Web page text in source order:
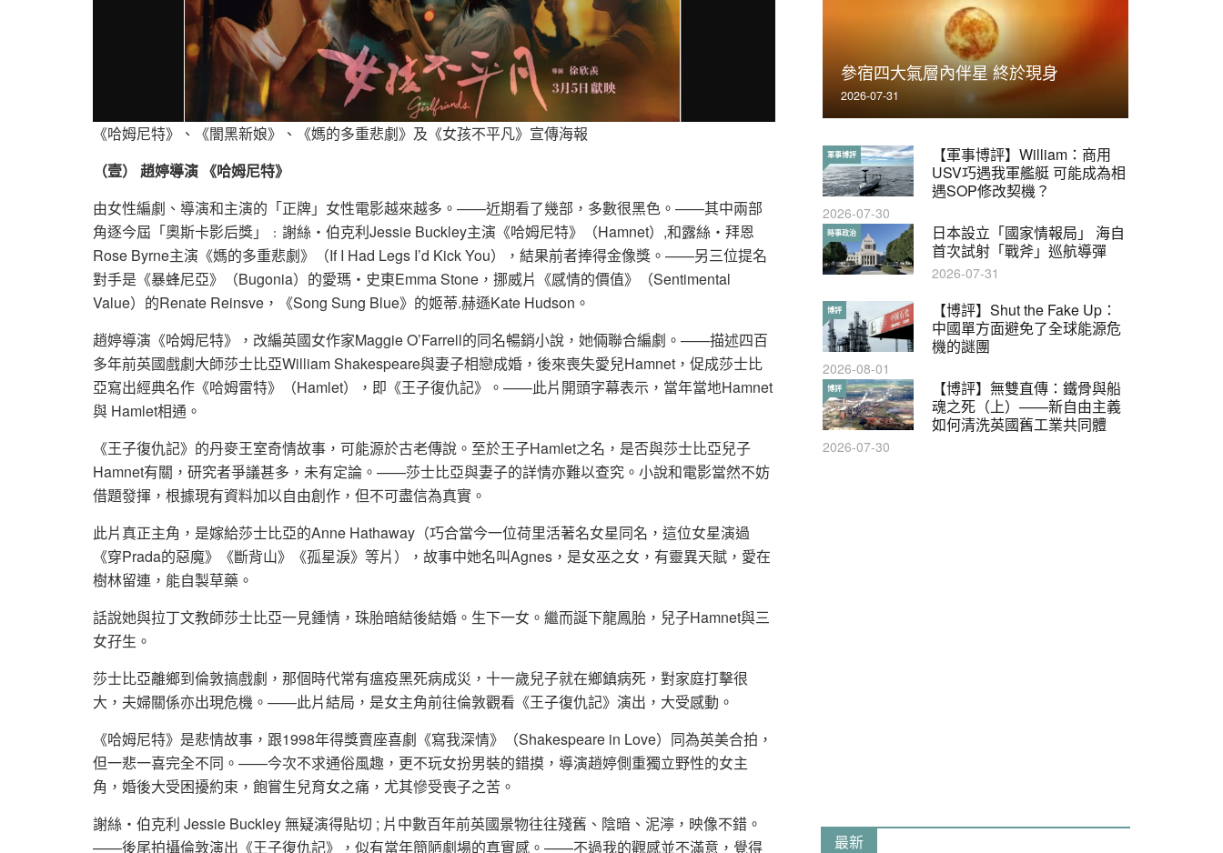
《哈姆尼特》、《闇黑新娘》、《媽的多重悲劇》及《女孩不平凡》宣傳海報
（壹） 趙婷導演 《哈姆尼特》
由女性編劇、導演和主演的「正牌」女性電影越來越多。——近期看了幾部，多數很黑色。——其中兩部
角逐今屆「奧斯卡影后獎」﹕謝絲‧伯克利Jessie Buckley主演《哈姆尼特》（Hamnet）,和露絲‧拜恩
Rose Byrne主演《媽的多重悲劇》（If I Had Legs I’d Kick You），結果前者捧得金像獎。——另三位提名
對手是《暴蜂尼亞》（Bugonia）的愛瑪‧史東Emma Stone，挪威片《感情的價值》（Sentimental
Value）的Renate Reinsve，《Song Sung Blue》的姬蒂.赫遜Kate Hudson。
趙婷導演《哈姆尼特》，改編英國女作家Maggie O’Farrell的同名暢銷小說，她倆聯合編劇。——描述四百
多年前英國戲劇大師莎士比亞William Shakespeare與妻子相戀成婚，後來喪失愛兒Hamnet，促成莎士比
亞寫出經典名作《哈姆雷特》（Hamlet），即《王子復仇記》。——此片開頭字幕表示，當年當地Hamnet
與 Hamlet相通。
《王子復仇記》的丹麥王室奇情故事，可能源於古老傳說。至於王子Hamlet之名，是否與莎士比亞兒子
Hamnet有關，研究者爭議甚多，未有定論。——莎士比亞與妻子的詳情亦難以查究。小說和電影當然不妨
借題發揮，根據現有資料加以自由創作，但不可盡信為真實。
此片真正主角，是嫁給莎士比亞的Anne Hathaway（巧合當今一位荷里活著名女星同名，這位女星演過
《穿Prada的惡魔》《斷背山》《孤星淚》等片），故事中她名叫Agnes，是女巫之女，有靈異天賦，愛在
樹林留連，能自製草藥。
話說她與拉丁文教師莎士比亞一見鍾情，珠胎暗結後結婚。生下一女。繼而誕下龍鳳胎，兒子Hamnet與三
女孖生。
莎士比亞離鄉到倫敦搞戲劇，那個時代常有瘟疫黑死病成災，十一歲兒子就在鄉鎮病死，對家庭打擊很
大，夫婦關係亦出現危機。——此片結局，是女主角前往倫敦觀看《王子復仇記》演出，大受感動。
《哈姆尼特》是悲情故事，跟1998年得獎賣座喜劇《寫我深情》（Shakespeare in Love）同為英美合拍，
但一悲一喜完全不同。——今次不求通俗風趣，更不玩女扮男裝的錯摸，導演趙婷側重獨立野性的女主
角，婚後大受困擾約束，飽嘗生兒育女之痛，尤其慘受喪子之苦。
謝絲‧伯克利 Jessie Buckley 無疑演得貼切 ; 片中數百年前英國景物往往殘舊、陰暗、泥濘，映像不錯。
——後尾拍攝倫敦演出《王子復仇記》，似有當年簡陋劇場的真實感。——不過我的觀感並不滿意，覺得
參宿四大氣層內伴星 終於現身
2026-07-31
【軍事博評】William：商用
USV巧遇我軍艦艇 可能成為相
遇SOP修改契機？
軍事博評
2026-07-30
日本設立「國家情報局」 海自
首次試射「戰斧」巡航導彈
時事政治
2026-07-31
【博評】Shut the Fake Up：
中國單方面避免了全球能源危
機的謎團
博評
2026-08-01
【博評】無雙直傳：鐵骨與船
魂之死（上）——新自由主義
如何清洗英國舊工業共同體
博評
2026-07-30
荃灣反黑組「砌生豬肉」砌錯O記臥
底4警員被控
2019-11-01
【輕百科】被抽中當陪審員能
拒絕嗎？
輕百科
2017-10-17
【輕盤點】集會遊行陸續有
來？一文盡覽8月示威活動
輕盤點
2019-08-30
本港保護兒童法例雜亂互相矛
盾家長易墮法網
特稿
2019-05-21
【輕百科】甚麼按摩院要領
牌？顧客涉及刑責嗎？
輕百科
2021-05-13
最新